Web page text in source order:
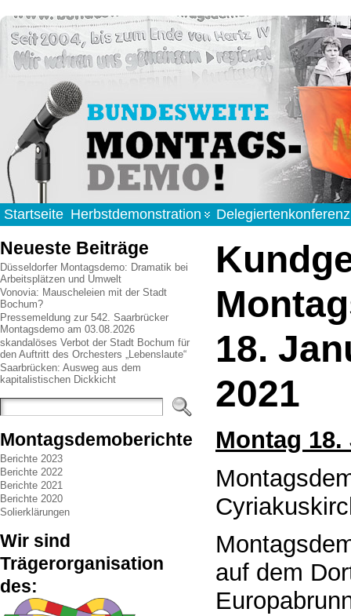
Startseite Herbstdemonstration Delegiertenkonferenz
Neueste Beiträge
Düsseldorfer Montagsdemo: Dramatik bei
Arbeitsplätzen und Umwelt
Vonovia: Mauscheleien mit der Stadt
Bochum?
Pressemeldung zur 542. Saarbrücker
Montagsdemo am 03.08.2026
skandalöses Verbot der Stadt Bochum für
den Auftritt des Orchesters „Lebenslaute“
Saarbrücken: Ausweg aus dem
kapitalistischen Dickkicht
Montagsdemoberichte
Berichte 2023
Berichte 2022
Berichte 2021
Berichte 2020
Solierklärungen
Wir sind
Trägerorganisation
des:
18.
2021
Montag 18.
auf dem